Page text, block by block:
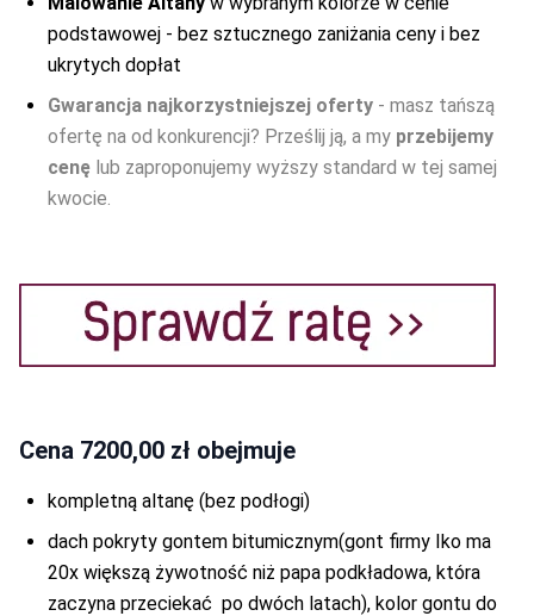
podstawowej - bez sztucznego zaniżania ceny i bez
ukrytych dopłat
Gwarancja najkorzystniejszej oferty - masz tańszą
ofertę na od konkurencji? Prześlij ją, a my przebijemy
cenę lub zaproponujemy wyższy standard w tej samej
kwocie.
Cena 7200,00 zł obejmuje
kompletną altanę (bez podłogi)
dach pokryty gontem bitumicznym(gont firmy Iko ma
20x większą żywotność niż papa podkładowa, która
zaczyna przeciekać po dwóch latach), kolor gontu do